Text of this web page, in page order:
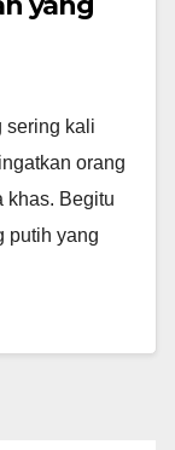
sering kali
orang
khas. Begitu
putih yang